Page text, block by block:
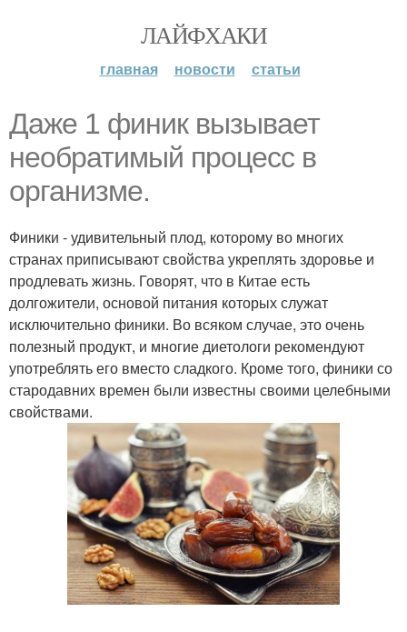
ЛАЙФХАКИ
главная новости статьи
Даже 1 финик вызывает
необратимый процесс в
организме.
Финики - удивительный плод, которому во многих
странах приписывают свойства укреплять здоровье и
продлевать жизнь. Говорят, что в Китае есть
долгожители, основой питания которых служат
исключительно финики. Во всяком случае, это очень
полезный продукт, и многие диетологи рекомендуют
употреблять его вместо сладкого. Кроме того, финики со
стародавних времен были известны своими целебными
свойствами.